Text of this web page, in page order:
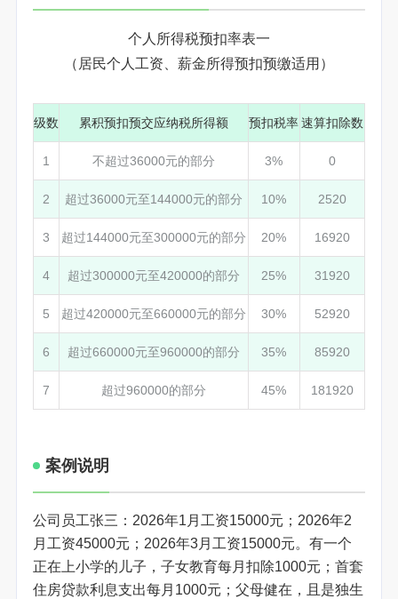
个人所得税预扣率表一
（居民个人工资、薪金所得预扣预缴适用）
级数 累积预扣预交应纳税所得额 预扣税率速算扣除数
1 不超过36000元的部分 3% 0
2 超过36000元至144000元的部分 10% 2520
3 超过144000元至300000元的部分 20% 16920
4 超过300000元至420000的部分 25% 31920
5 超过420000元至660000元的部分 30% 52920
6 超过660000元至960000的部分 35% 85920
7 超过960000的部分 45% 181920
案例说明
公司员工张三：2026年1月工资15000元；2026年2
月工资45000元；2026年3月工资15000元。有一个
正在上小学的儿子，子女教育每月扣除1000元；首套
住房贷款利息支出每月1000元；父母健在，且是独生